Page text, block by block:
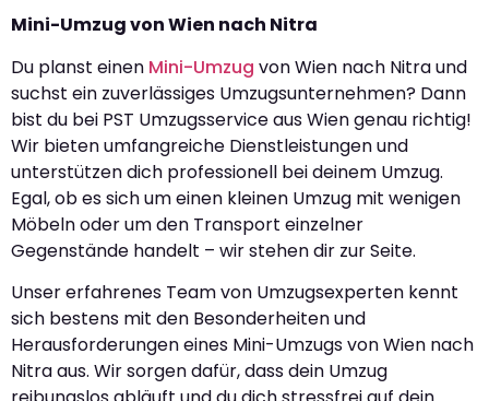
Mini-Umzug von Wien nach Nitra
Du planst einen Mini-Umzug von Wien nach Nitra und
suchst ein zuverlässiges Umzugsunternehmen? Dann
bist du bei PST Umzugsservice aus Wien genau richtig!
Wir bieten umfangreiche Dienstleistungen und
unterstützen dich professionell bei deinem Umzug.
Egal, ob es sich um einen kleinen Umzug mit wenigen
Möbeln oder um den Transport einzelner
Gegenstände handelt – wir stehen dir zur Seite.
Unser erfahrenes Team von Umzugsexperten kennt
sich bestens mit den Besonderheiten und
Herausforderungen eines Mini-Umzugs von Wien nach
Nitra aus. Wir sorgen dafür, dass dein Umzug